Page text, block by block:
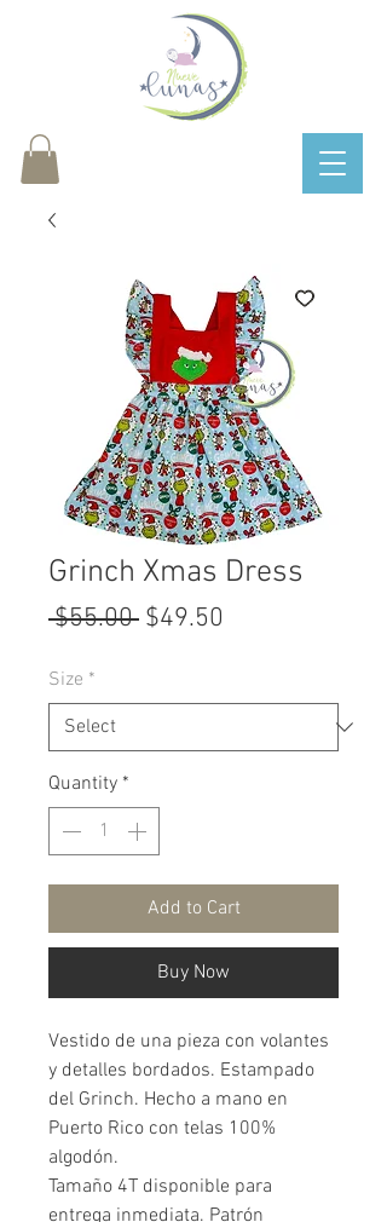
Grinch Xmas Dress
$55.00 Regular
$49.50
Size *
Quantity *
Add to Cart
Buy Now
Vestido de una pieza con volantes
y detalles bordados. Estampado
del Grinch. Hecho a mano en
Puerto Rico con telas 100%
algodón.
Tamaño 4T disponible para
entrega inmediata. Patrón